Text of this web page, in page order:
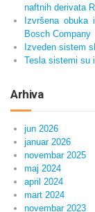
naftnih derivata
Izvršena
Bosch Company
Izveden sistem
Tesla sistemi su
Arhiva
jun 2026
januar 2026
novembar 2025
maj 2024
april 2024
mart 2024
novembar 2023